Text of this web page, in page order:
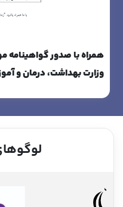
همراه با صدور گواهینامه
وزارت بهداشت، درمان و